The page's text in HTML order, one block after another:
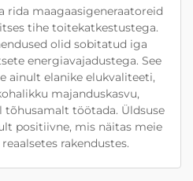
rida maagaasigeneraatoreid
tihe toitekatkestustega.
olid sobitatud iga
energiavajadustega. See
ainult elanike elukvaliteeti,
majanduskasvu,
töötada. Üldsuse
positiivne, mis näitas meie
rakendustes.